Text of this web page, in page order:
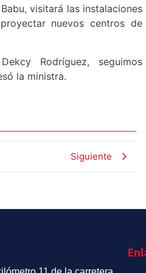
visitará las instalaciones
nuevos centros de
Rodríguez, seguimos
la ministra.
Siguiente